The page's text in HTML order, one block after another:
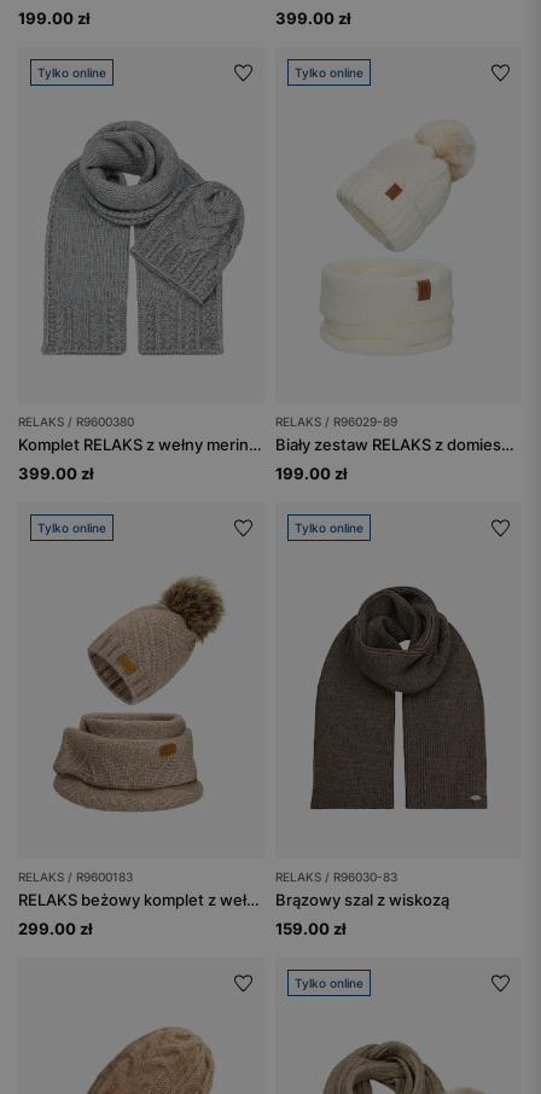
199.00 zł 399.00 zł
Tylko online
RELAKS / R9600380
Komplet RELAKS z wełny merino - czapka + szalik
399.00 zł
Tylko online
RELAKS / R96029-89
Biały zestaw RELAKS z domieszką wełny - czapka z pomponem i komin
199.00 zł
Tylko online
RELAKS / R9600183
RELAKS beżowy komplet z wełny merino czapka z pomponem + komin
299.00 zł
Tylko online
RELAKS / R96030-83
Brązowy szal z wiskozą
159.00 zł
Tylko online